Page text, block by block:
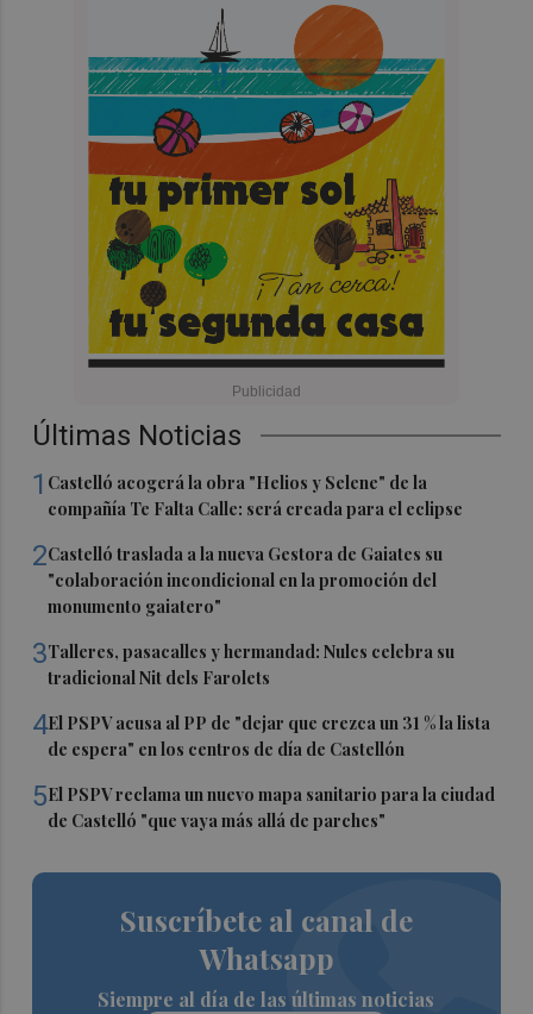
Últimas Noticias
1 Castelló acogerá la obra "Helios y Selene" de la
compañía Te Falta Calle: será creada para el eclipse
2Castelló traslada a la nueva Gestora de Gaiates su
"colaboración incondicional en la promoción del
monumento gaiatero"
3Talleres, pasacalles y hermandad: Nules celebra su
tradicional Nit dels Farolets
4El PSPV acusa al PP de "dejar que crezca un 31 % la lista
de espera" en los centros de día de Castellón
5El PSPV reclama un nuevo mapa sanitario para la ciudad
de Castelló "que vaya más allá de parches"
Suscríbete al canal de
Whatsapp
Siempre al día de las últimas noticias